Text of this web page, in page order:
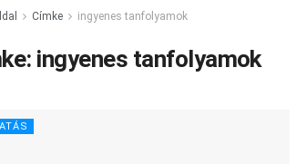
Címke ingyenes tanfolyamok
ingyenes tanfolyamok